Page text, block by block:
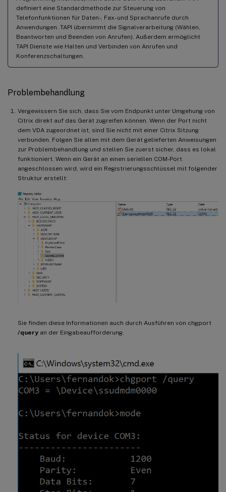
definiert eine Standardmethode zur Steuerung von
Telefonfunktionen für Daten-, Fax- und Sprachanrufe durch
Anwendungen. TAPI übernimmt die Signalverarbeitung (Wählen,
Beantworten und Beenden von Anrufen). Außerdem ermöglicht
TAPI Dienste wie Halten und Verbinden von Anrufen und
Konferenzschaltungen.
Problembehandlung
Vergewissern Sie sich, dass Sie vom Endpunkt unter Umgehung von
Citrix direkt auf das Gerät zugreifen können. Wenn der Port nicht
dem VDA zugeordnet ist, sind Sie nicht mit einer Citrix Sitzung
verbunden. Folgen Sie allen mit dem Gerät gelieferten Anweisungen
zur Problembehandlung und stellen Sie zuerst sicher, dass es lokal
funktioniert. Wenn ein Gerät an einen seriellen COM-Port
angeschlossen wird, wird ein Registrierungsschlüssel mit folgender
Struktur erstellt:
Sie finden diese Informationen auch durch Ausführen von chgport
/query an der Eingabeaufforderung.